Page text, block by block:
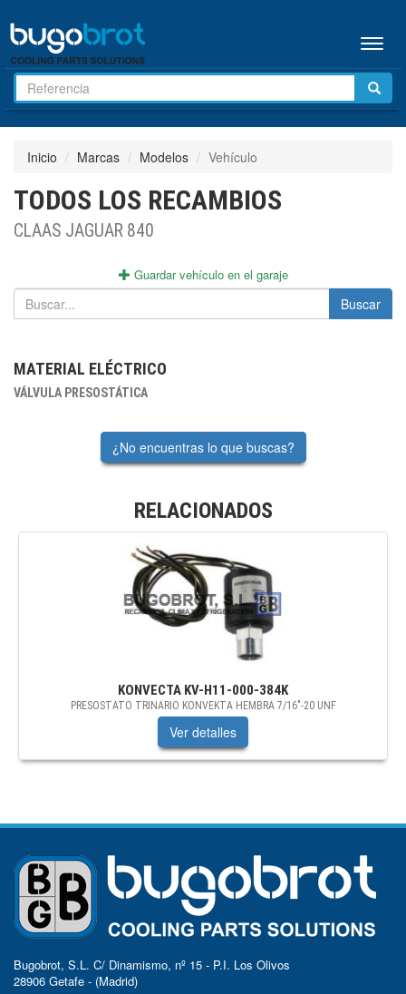
Menú
Inicio Marcas Modelos Vehículo
TODOS LOS RECAMBIOS
CLAAS JAGUAR 840
Guardar vehículo en el garaje
Buscar
MATERIAL ELÉCTRICO
VÁLVULA PRESOSTÁTICA
¿No encuentras lo que buscas?
RELACIONADOS
KONVECTA KV-H11-000-384K
PRESOSTATO TRINARIO KONVEKTA HEMBRA 7/16"-20 UNF
Ver detalles
Bugobrot, S.L. C/ Dinamismo, nº 15 - P.I. Los Olivos
28906 Getafe - (Madrid)